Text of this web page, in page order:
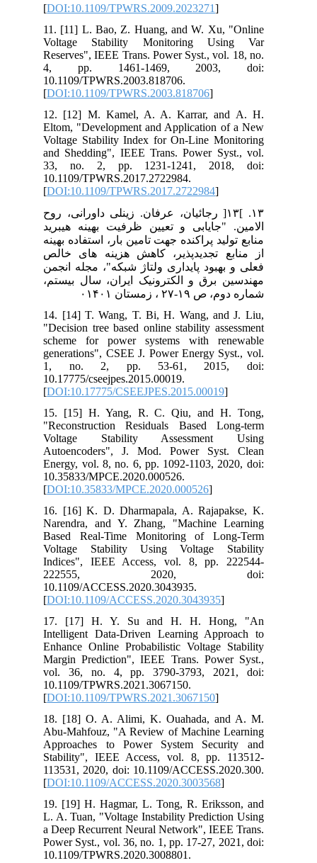
[DOI:10.1109/TPWRS.2009.2023271
11. [11] L. Bao, Z. Huang, and W. Xu, "Online
Voltage Stability Monitoring Using Var
Reserves", IEEE Trans. Power Syst., vol. 18, no.
4, pp. 1461-1469, 2003, doi:
10.1109/TPWRS.2003.818706.
[DOI:10.1109/TPWRS.2003.818706
12. [12] M. Kamel, A. A. Karrar, and A. H.
Eltom, "Development and Application of a New
Voltage Stability Index for On-Line Monitoring
and Shedding", IEEE Trans. Power Syst., vol.
33, no. 2, pp. 1231-1241, 2018, doi:
10.1109/TPWRS.2017.2722984.
[DOI:10.1109/TPWRS.2017.2722984
۱۳. ]۱۳[ رجائیان، عرفان. زینلی داورانی، روح
الامین. "جایابی و تعیین ظرفیت بهینه هیبرید
منابع تولید پراکنده جهت تامین بار، استفاده بهینه
از منابع تجدیدپذیر، کاهش هزینه های خالص
فعلی و بهبود پایداری ولتاژ شبکه"، مجله انجمن
مهندسین برق و الکترونیک ایران، سال بیستم،
شماره دوم، ص ۱۹-۲۷ ، زمستان ۰۱۴۰۱
14. [14] T. Wang, T. Bi, H. Wang, and J. Liu,
"Decision tree based online stability assessment
scheme for power systems with renewable
generations", CSEE J. Power Energy Syst., vol.
1, no. 2, pp. 53-61, 2015, doi:
10.17775/cseejpes.2015.00019.
[DOI:10.17775/CSEEJPES.2015.00019
15. [15] H. Yang, R. C. Qiu, and H. Tong,
"Reconstruction Residuals Based Long-term
Voltage Stability Assessment Using
Autoencoders", J. Mod. Power Syst. Clean
Energy, vol. 8, no. 6, pp. 1092-1103, 2020, doi:
10.35833/MPCE.2020.000526.
[DOI:10.35833/MPCE.2020.000526
16. [16] K. D. Dharmapala, A. Rajapakse, K.
Narendra, and Y. Zhang, "Machine Learning
Based Real-Time Monitoring of Long-Term
Voltage Stability Using Voltage Stability
Indices", IEEE Access, vol. 8, pp. 222544-
222555, 2020, doi:
10.1109/ACCESS.2020.3043935.
[DOI:10.1109/ACCESS.2020.3043935
17. [17] H. Y. Su and H. H. Hong, "An
Intelligent Data-Driven Learning Approach to
Enhance Online Probabilistic Voltage Stability
Margin Prediction", IEEE Trans. Power Syst.,
vol. 36, no. 4, pp. 3790-3793, 2021, doi:
10.1109/TPWRS.2021.3067150.
[DOI:10.1109/TPWRS.2021.3067150
18. [18] O. A. Alimi, K. Ouahada, and A. M.
Abu-Mahfouz, "A Review of Machine Learning
Approaches to Power System Security and
Stability", IEEE Access, vol. 8, pp. 113512-
113531, 2020, doi: 10.1109/ACCESS.2020.300.
[DOI:10.1109/ACCESS.2020.3003568
19. [19] H. Hagmar, L. Tong, R. Eriksson, and
L. A. Tuan, "Voltage Instability Prediction Using
a Deep Recurrent Neural Network", IEEE Trans.
Power Syst., vol. 36, no. 1, pp. 17-27, 2021, doi:
10.1109/TPWRS.2020.3008801.